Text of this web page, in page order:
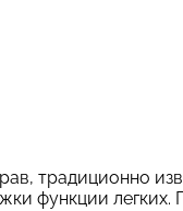
традиционно
функции